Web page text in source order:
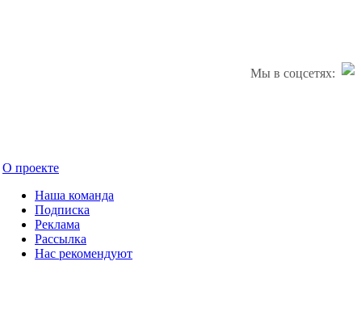
Мы в соцсетях:
О проекте
Наша команда
Подписка
Реклама
Рассылка
Нас рекомендуют